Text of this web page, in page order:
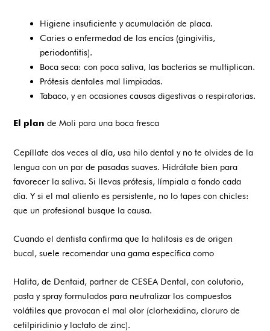
Higiene insuficiente y acumulación de placa.
Caries o enfermedad de las encías (gingivitis,
periodontitis).
Boca seca: con poca saliva, las bacterias se multiplican.
Prótesis dentales mal limpiadas.
Tabaco, y en ocasiones causas digestivas o respiratorias.
El plan de Moli para una boca fresca
Cepíllate dos veces al día, usa hilo dental y no te olvides de la
lengua con un par de pasadas suaves. Hidrátate bien para
favorecer la saliva. Si llevas prótesis, límpiala a fondo cada
día. Y si el mal aliento es persistente, no lo tapes con chicles:
que un profesional busque la causa.
Cuando el dentista confirma que la halitosis es de origen
bucal, suele recomendar una gama específica como
Halita, de Dentaid, partner deCESEA Dental, con colutorio,
pasta y spray formulados para neutralizar los compuestos
volátiles que provocan el mal olor (clorhexidina, cloruro de
cetilpiridinio y lactato de zinc).